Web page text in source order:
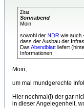
Zitat
Sonnabend
Moin,
sowohl der NDR wie auch
dass der Ausbau der
Das Abendblatt liefert
Informationen.
Moin,
um mal mundgerechte
Hier nochmal(!) der gar
in dieser Angelegenheit,